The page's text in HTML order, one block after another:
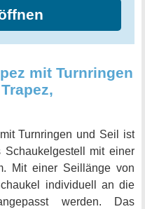
mit Turnringen
Turnringen und Seil ist
mit einer
Mit einer Seillänge von
individuell an die
werden. Das